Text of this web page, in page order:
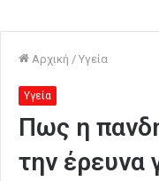
Αρχική / Υγεία
Υγεία
Πως η
την έρευνα